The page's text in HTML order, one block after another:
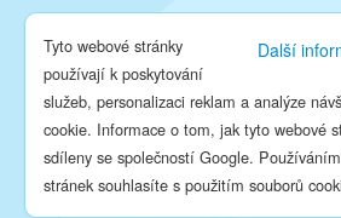
Další
Tyto webové stránky
používají k poskytování
služeb, personalizaci reklam a analýze
cookie. Informace o tom, jak tyto webové
sdíleny se společností Google.
stránek souhlasíte s použitím souborů